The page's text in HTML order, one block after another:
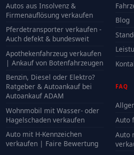
Autos aus Insolvenz &
Firmenauflösung verkaufen
Pferdetransporter verkaufen -
Auch defekt & bundesweit
Apothekenfahrzeug verkaufen
| Ankauf von Botenfahrzeugen
Benzin, Diesel oder Elektro?
Ratgeber & Autoankauf bei
Autoankauf ADAM
Wohnmobil mit Wasser- oder
Hagelschaden verkaufen
Auto mit H-Kennzeichen
verkaufen | Faire Bewertung
Blog
FAQ
Auto
Auto